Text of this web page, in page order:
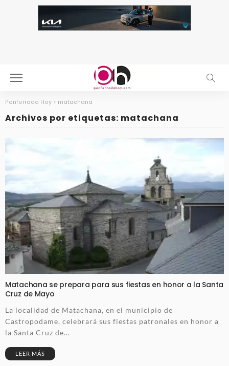
Ponferrada Hoy > matachana
Archivos por etiquetas: matachana
Matachana se prepara para sus fiestas en honor a la Santa
Cruz de Mayo
La localidad de Matachana, en el municipio de
Castropodame, celebrará sus fiestas patronales en honor a
la Santa Cruz de...
LEER MÁS